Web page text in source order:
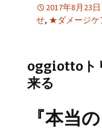
2017年8月23日
せ, ★ダメージケ
oggiottoト
来る
『本当